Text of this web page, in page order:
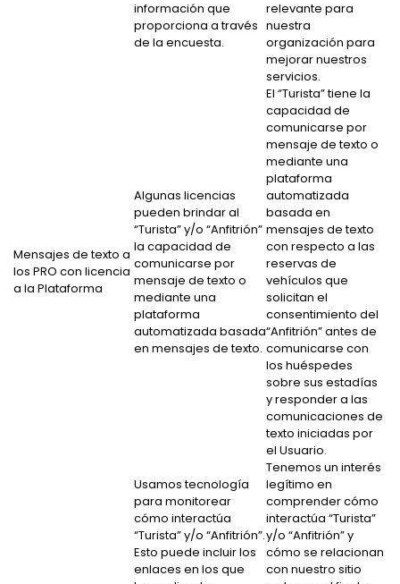
información que
proporciona a través
de la encuesta.
relevante para
nuestra
organización para
mejorar nuestros
servicios.
Mensajes de texto a
los PRO con licencia
a la Plataforma
Algunas licencias
pueden brindar al
“Turista” y/o “Anfitrión”
la capacidad de
comunicarse por
mensaje de texto o
mediante una
plataforma
automatizada basada
en mensajes de texto.
El “Turista” tiene la
capacidad de
comunicarse por
mensaje de texto o
mediante una
plataforma
automatizada
basada en
mensajes de texto
con respecto a las
reservas de
vehículos que
solicitan el
consentimiento del
“Anfitrión” antes de
comunicarse con
los huéspedes
sobre sus estadías
y responder a las
comunicaciones de
texto iniciadas por
el Usuario.
Usamos tecnología
para monitorear
cómo interactúa
“Turista” y/o “Anfitrión”.
Esto puede incluir los
enlaces en los que
Tenemos un interés
legítimo en
comprender cómo
interactúa “Turista”
y/o “Anfitrión” y
cómo se relacionan
con nuestro sitio